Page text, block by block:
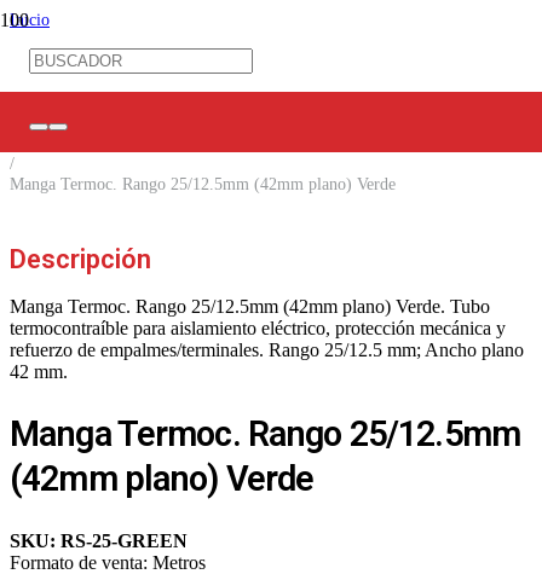
Inicio
Ferretería Eléctrica
/
Manga Termoc. Rango 25/12.5mm (42mm plano) Verde
Descripción
Manga Termoc. Rango 25/12.5mm (42mm plano) Verde. Tubo
termocontraíble para aislamiento eléctrico, protección mecánica y
refuerzo de empalmes/terminales. Rango 25/12.5 mm; Ancho plano
42 mm.
Manga Termoc. Rango 25/12.5mm
(42mm plano) Verde
SKU: RS-25-GREEN
Formato de venta: Metros